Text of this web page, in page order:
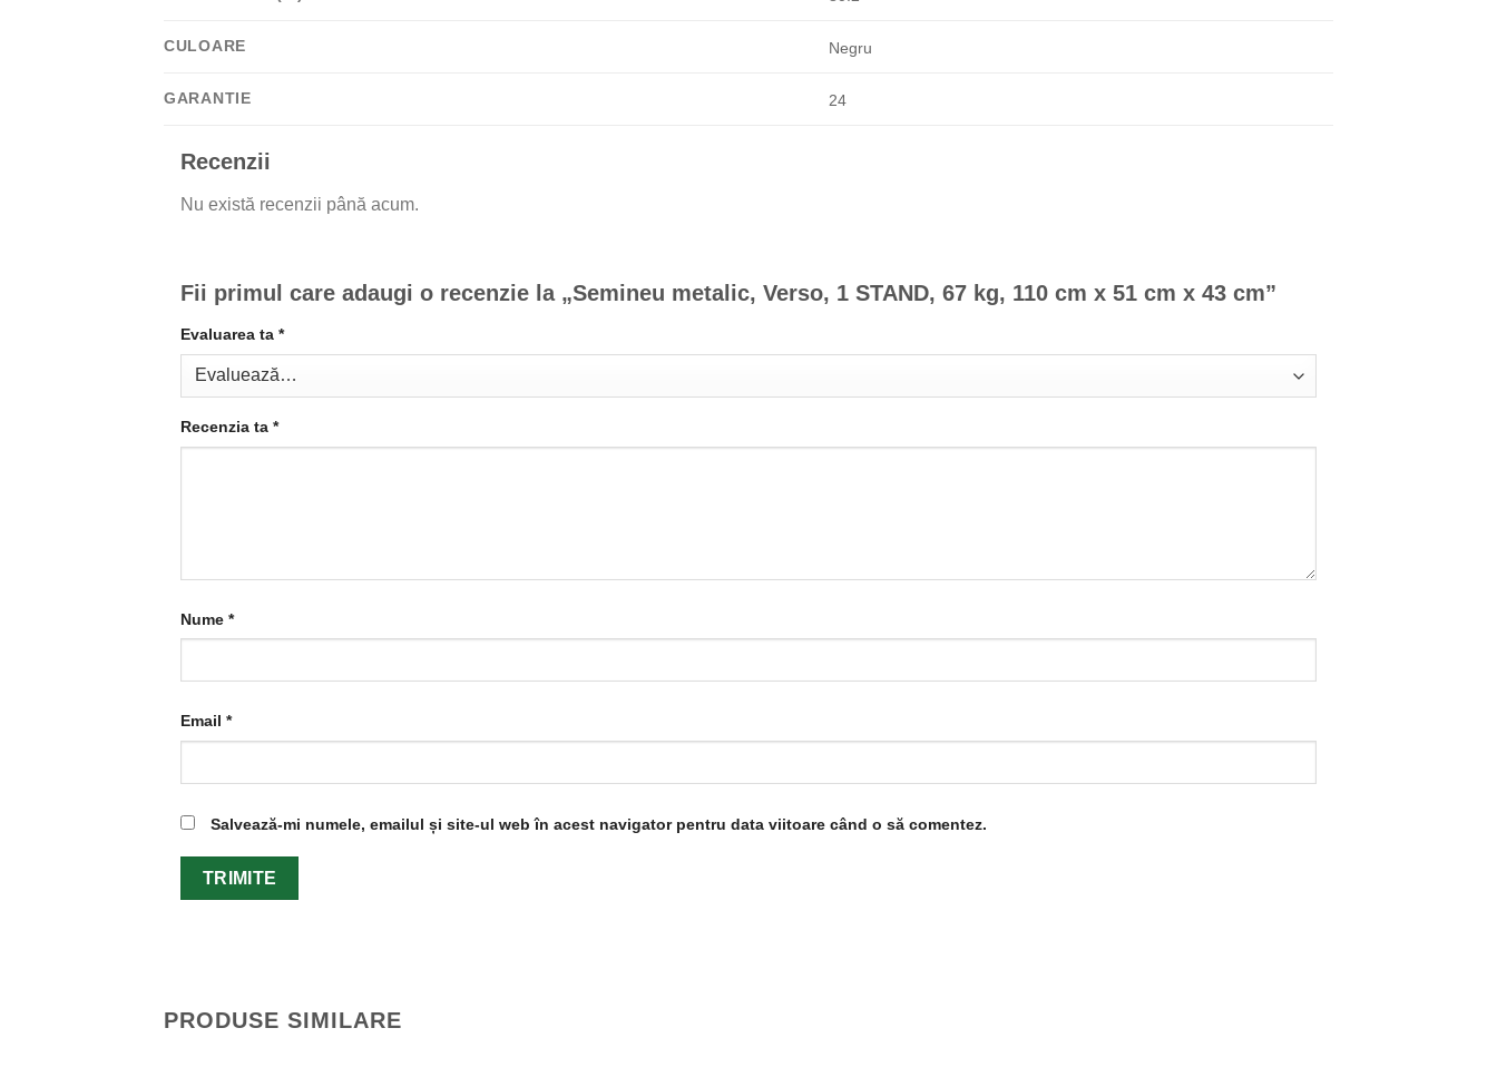
CULOARE Negru
GARANTIE 24
Recenzii
Nu există recenzii până acum.
Fii primul care adaugi o recenzie la „Semineu metalic, Verso, 1 STAND, 67 kg, 110 cm x 51 cm x 43 cm”
Evaluarea ta *
Recenzia ta *
Nume *
Email *
Salvează-mi numele, emailul și site-ul web în acest navigator pentru data viitoare când o să comentez.
PRODUSE SIMILARE